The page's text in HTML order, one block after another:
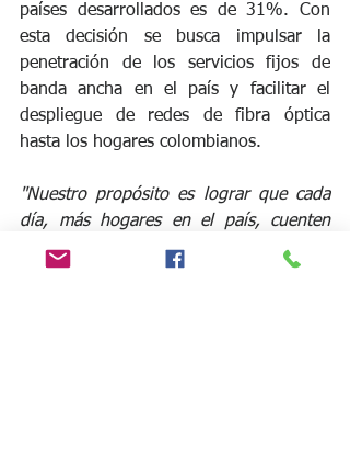
países desarrollados es de 31%. Con
esta decisión se busca impulsar la
penetración de los servicios fijos de
banda ancha en el país y facilitar el
despliegue de redes de fibra óptica
hasta los hogares colombianos.
"Nuestro propósito es lograr que cada
día, más hogares en el país, cuenten
con la infraestructura necesaria para
que sus habitantes contraten el servicio